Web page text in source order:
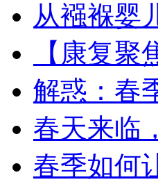
从襁褓婴
【康复聚
解惑：春
春天来临
春季如何